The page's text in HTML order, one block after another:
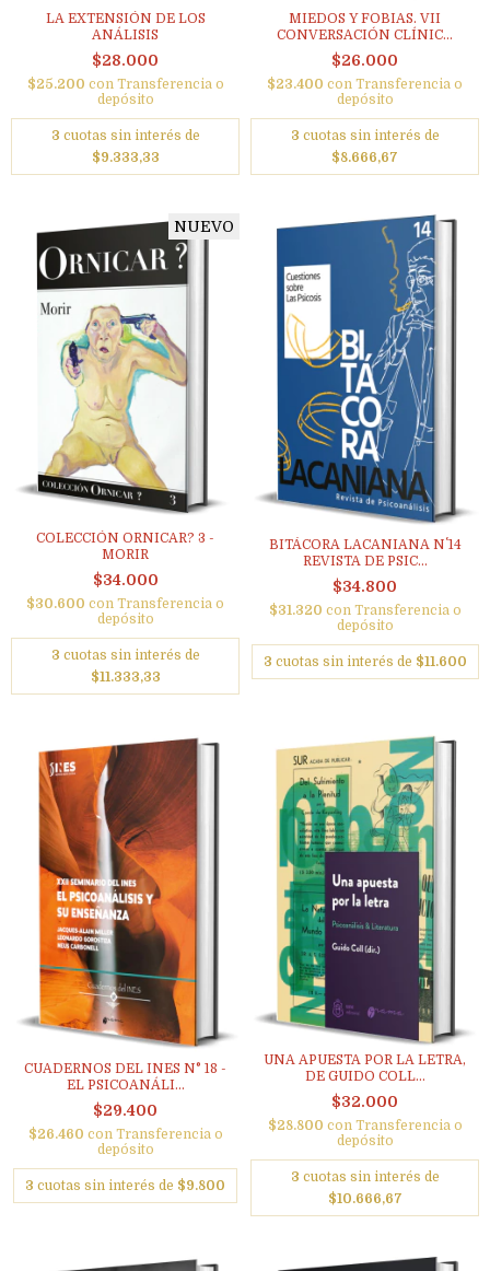
LA EXTENSIÓN DE LOS
ANÁLISIS
$28.000
$25.200 con Transferencia o
depósito
3 cuotas sin interés de
$9.333,33
MIEDOS Y FOBIAS. VII
CONVERSACIÓN CLÍNIC...
$26.000
$23.400 con Transferencia o
depósito
3 cuotas sin interés de
$8.666,67
NUEVO
COLECCIÓN ORNICAR? 3 -
MORIR
$34.000
$30.600 con Transferencia o
depósito
3 cuotas sin interés de
$11.333,33
BITÁCORA LACANIANA N˚ 14
REVISTA DE PSIC...
$34.800
$31.320 con Transferencia o
depósito
3 cuotas sin interés de $11.600
CUADERNOS DEL INES N° 18 -
EL PSICOANÁLI...
$29.400
$26.460 con Transferencia o
depósito
3 cuotas sin interés de $9.800
UNA APUESTA POR LA LETRA,
DE GUIDO COLL...
$32.000
$28.800 con Transferencia o
depósito
3 cuotas sin interés de
$10.666,67